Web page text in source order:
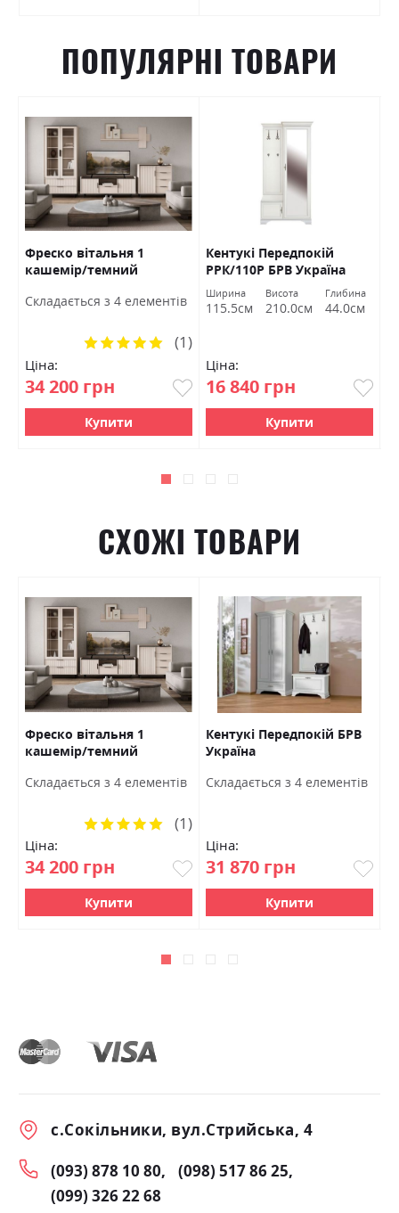
ПОПУЛЯРНІ ТОВАРИ
Фреско вітальня 1
кашемір/темний
Cкладається з 4 елементів
Ціна:
34 200 грн
Рейтинг:
(1)
Купити
Кентукі Передпокій
РРК/110Р БРВ Україна
Ширина
115.5см
Висота
210.0см
Глибина
44.0см
Ціна:
16 840 грн
Купити
СХОЖІ ТОВАРИ
Фреско вітальня 1
кашемір/темний
Cкладається з 4 елементів
Ціна:
34 200 грн
Рейтинг:
(1)
Купити
Кентукі Передпокій БРВ
Україна
Cкладається з 4 елементів
Ціна:
31 870 грн
Купити
с.Сокільники, вул.Стрийська, 4
(093) 878 10 80
(098) 517 86 25
(099) 326 22 68